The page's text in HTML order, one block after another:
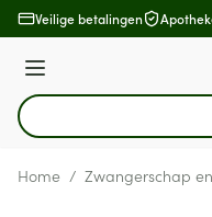
Ga naar de inhoud
Veilige betalingen
Menu
Product, merk,
Home / Zwangerschap